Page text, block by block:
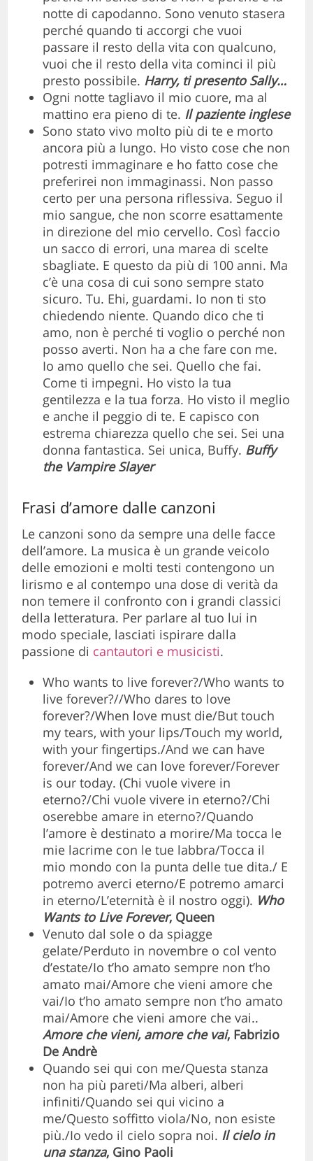
notte di capodanno. Sono venuto stasera
perché quando ti accorgi che vuoi
passare il resto della vita con qualcuno,
vuoi che il resto della vita cominci il più
presto possibile. Harry, ti presento Sally…
Ogni notte tagliavo il mio cuore, ma al
mattino era pieno di te. Il paziente inglese
Sono stato vivo molto più di te e morto
ancora più a lungo. Ho visto cose che non
potresti immaginare e ho fatto cose che
preferirei non immaginassi. Non passo
certo per una persona riflessiva. Seguo il
mio sangue, che non scorre esattamente
in direzione del mio cervello. Così faccio
un sacco di errori, una marea di scelte
sbagliate. E questo da più di 100 anni. Ma
c’è una cosa di cui sono sempre stato
sicuro. Tu. Ehi, guardami. Io non ti sto
chiedendo niente. Quando dico che ti
amo, non è perché ti voglio o perché non
posso averti. Non ha a che fare con me.
Io amo quello che sei. Quello che fai.
Come ti impegni. Ho visto la tua
gentilezza e la tua forza. Ho visto il meglio
e anche il peggio di te. E capisco con
estrema chiarezza quello che sei. Sei una
donna fantastica. Sei unica, Buffy. Buffy
the Vampire Slayer
Frasi d’amore dalle canzoni
Le canzoni sono da sempre una delle facce
dell’amore. La musica è un grande veicolo
delle emozioni e molti testi contengono un
lirismo e al contempo una dose di verità da
non temere il confronto con i grandi classici
della letteratura. Per parlare al tuo lui in
modo speciale, lasciati ispirare dalla
passione di cantautori e musicisti.
Who wants to live forever?/Who wants to
live forever?//Who dares to love
forever?/When love must die/But touch
my tears, with your lips/Touch my world,
with your fingertips./And we can have
forever/And we can love forever/Forever
is our today. (Chi vuole vivere in
eterno?/Chi vuole vivere in eterno?/Chi
oserebbe amare in eterno?/Quando
l’amore è destinato a morire/Ma tocca le
mie lacrime con le tue labbra/Tocca il
mio mondo con la punta delle tue dita./ E
potremo averci eterno/E potremo amarci
in eterno/L’eternità è il nostro oggi). Who
Wants to Live Forever, Queen
Venuto dal sole o da spiagge
gelate/Perduto in novembre o col vento
d’estate/Io t’ho amato sempre non t’ho
amato mai/Amore che vieni amore che
vai/Io t’ho amato sempre non t’ho amato
mai/Amore che vieni amore che vai..
Amore che vieni, amore che vai, Fabrizio
De Andrè
Quando sei qui con me/Questa stanza
non ha più pareti/Ma alberi, alberi
infiniti/Quando sei qui vicino a
me/Questo soffitto viola/No, non esiste
più./Io vedo il cielo sopra noi. Il cielo in
una stanza, Gino Paoli